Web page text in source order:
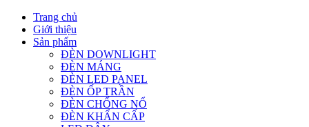
Trang chủ
Giới thiệu
Sản phẩm
ĐÈN DOWNLIGHT
ĐÈN MÁNG
ĐÈN LED PANEL
ĐÈN ỐP TRẦN
ĐÈN CHỐNG NỔ
ĐÈN KHẨN CẤP